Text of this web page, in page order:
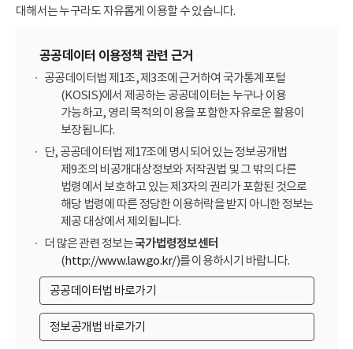
대해서는 누구라도 자유롭게 이용할 수 있습니다.
공공데이터 이용정책 관련 근거
공공데이터법 제1조, 제3조에 근거하여 국가통계포털
(KOSIS)에서 제공하는 공공데이터는 누구나 이용
가능하고, 영리 목적의 이용을 포함한 자유로운 활용이
보장됩니다.
단, 공공데이터법 제17조에 명시되어 있는 정보공개법
제9조의 비공개대상정보와 저작권법 및 그 밖의 다른
법령에서 보호하고 있는 제3자의 권리가 포함된 것으로
해당 법령에 따른 정당한 이용허락을 받지 아니한 정보는
제공 대상에서 제외됩니다.
더 많은 관련 정보는국가법령정보센터
(http://www.law.go.kr/)를 이용하시기 바랍니다.
공공데이터법 바로가기
정보공개법 바로가기